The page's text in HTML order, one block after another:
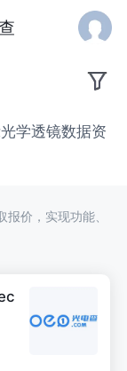
学透镜数据资
价，实现功能、